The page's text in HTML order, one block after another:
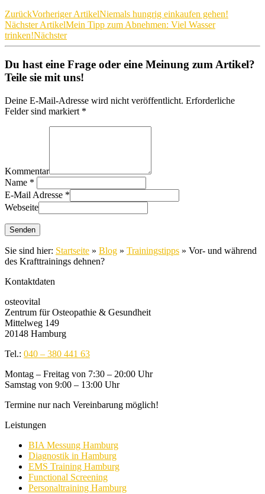
ZurückVorheriger ArtikelNiemals hungrig einkaufen gehen!
Nächster ArtikelMein Tipp zum Abnehmen: Viel Wasser
trinken!Nächster
Du hast eine Frage oder eine Meinung zum Artikel?
Teile sie mit uns!
Deine E-Mail-Adresse wird nicht veröffentlicht. Erforderliche
Felder sind markiert *
Kommentar
Name *
E-Mail Adresse *
Webseite
Sie sind hier: Startseite » Blog » Trainingstipps » Vor- und während
des Krafttrainings dehnen?
Kontaktdaten
osteovital
Zentrum für Osteopathie & Gesundheit
Mittelweg 149
20148 Hamburg
Tel.: 040 – 380 441 63
Montag – Freitag von 7:30 – 20:00 Uhr
Samstag von 9:00 – 13:00 Uhr
Termine nur nach Vereinbarung möglich!
Leistungen
BIA Messung Hamburg
Diagnostik in Hamburg
EMS Training Hamburg
Functional Screening
Personaltraining Hamburg